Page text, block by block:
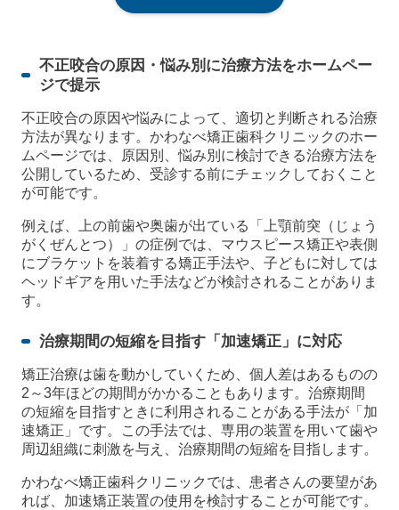
不正咬合の原因・悩み別に治療方法をホームペー
ジで提示
不正咬合の原因や悩みによって、適切と判断される治療
方法が異なります。かわなべ矯正歯科クリニックのホー
ムページでは、原因別、悩み別に検討できる治療方法を
公開しているため、受診する前にチェックしておくこと
が可能です。
例えば、上の前歯や奥歯が出ている「上顎前突（じょう
がくぜんとつ）」の症例では、マウスピース矯正や表側
にブラケットを装着する矯正手法や、子どもに対しては
ヘッドギアを用いた手法などが検討されることがありま
す。
治療期間の短縮を目指す「加速矯正」に対応
矯正治療は歯を動かしていくため、個人差はあるものの
2～3年ほどの期間がかかることもあります。治療期間
の短縮を目指すときに利用されることがある手法が「加
速矯正」です。この手法では、専用の装置を用いて歯や
周辺組織に刺激を与え、治療期間の短縮を目指します。
かわなべ矯正歯科クリニックでは、患者さんの要望があ
れば、加速矯正装置の使用を検討することが可能です。